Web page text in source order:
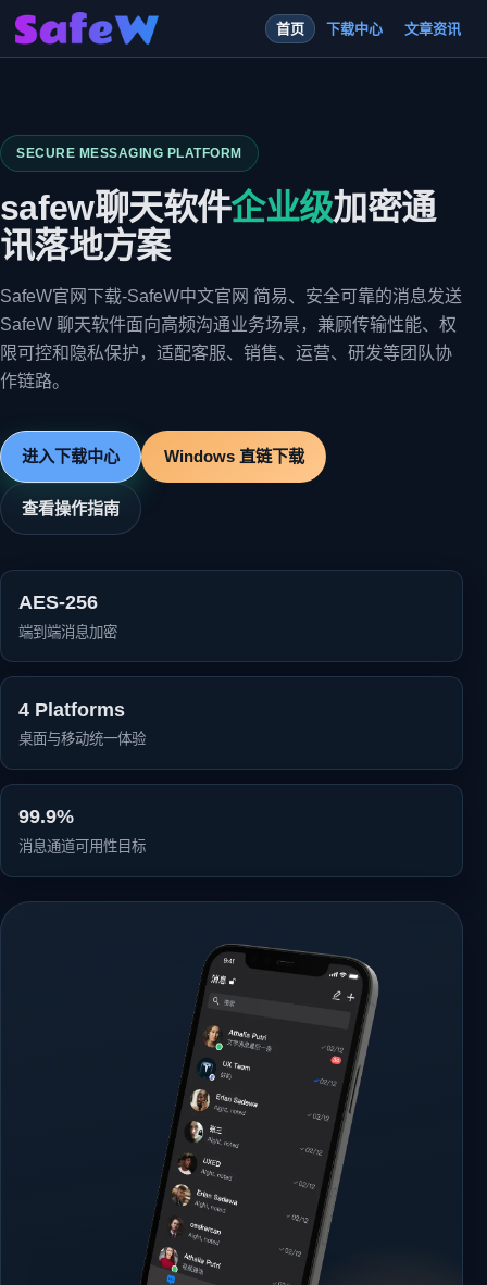
首页 下载中心 文章资讯
SECURE MESSAGING PLATFORM
safew聊天软件企业级加密通
讯落地方案
SafeW官网下载-SafeW中文官网 简易、安全可靠的消息发送
SafeW 聊天软件面向高频沟通业务场景，兼顾传输性能、权
限可控和隐私保护，适配客服、销售、运营、研发等团队协
作链路。
进入下载中心 Windows 直链下载
查看操作指南
AES-256
端到端消息加密
4 Platforms
桌面与移动统一体验
99.9%
消息通道可用性目标